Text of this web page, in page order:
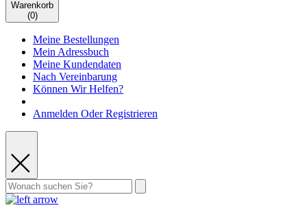
Warenkorb
(0)
Meine Bestellungen
Mein Adressbuch
Meine Kundendaten
Nach Vereinbarung
Können Wir Helfen?
Anmelden Oder Registrieren